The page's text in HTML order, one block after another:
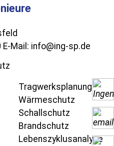
E-Mail: info@ing-sp.de
Tragwerksplanung
Wärmeschutz
Schallschutz
Brandschutz
Lebenszyklusanalyse